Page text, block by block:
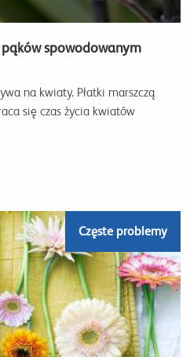
spowodowanym
na kwiaty. Płatki marszczą
się czas życia kwiatów
Częste problemy